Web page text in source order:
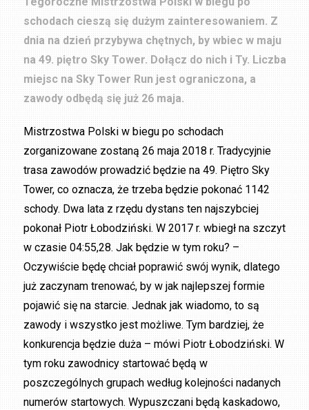
schodach cieszą się dużym zainteresowaniem. Z
dnia na dzień przybywa chętnych, by wbiec w maju
na 49. piętro Sky Tower. Dołącz do nich i Ty. Liczba
miejsc na Sky Tower Run jest ograniczona, a
zawody odbędą się już 26 maja.
Mistrzostwa Polski w biegu po schodach
zorganizowane zostaną 26 maja 2018 r. Tradycyjnie
trasa zawodów prowadzić będzie na 49. Piętro Sky
Tower, co oznacza, że trzeba będzie pokonać 1142
schody. Dwa lata z rzędu dystans ten najszybciej
pokonał Piotr Łobodziński. W 2017 r. wbiegł na szczyt
w czasie 04:55,28. Jak będzie w tym roku? –
Oczywiście będę chciał poprawić swój wynik, dlatego
już zaczynam trenować, by w jak najlepszej formie
pojawić się na starcie. Jednak jak wiadomo, to są
zawody i wszystko jest możliwe. Tym bardziej, że
konkurencja będzie duża – mówi Piotr Łobodziński. W
tym roku zawodnicy startować będą w
poszczególnych grupach według kolejności nadanych
numerów startowych. Wypuszczani będą kaskadowo,